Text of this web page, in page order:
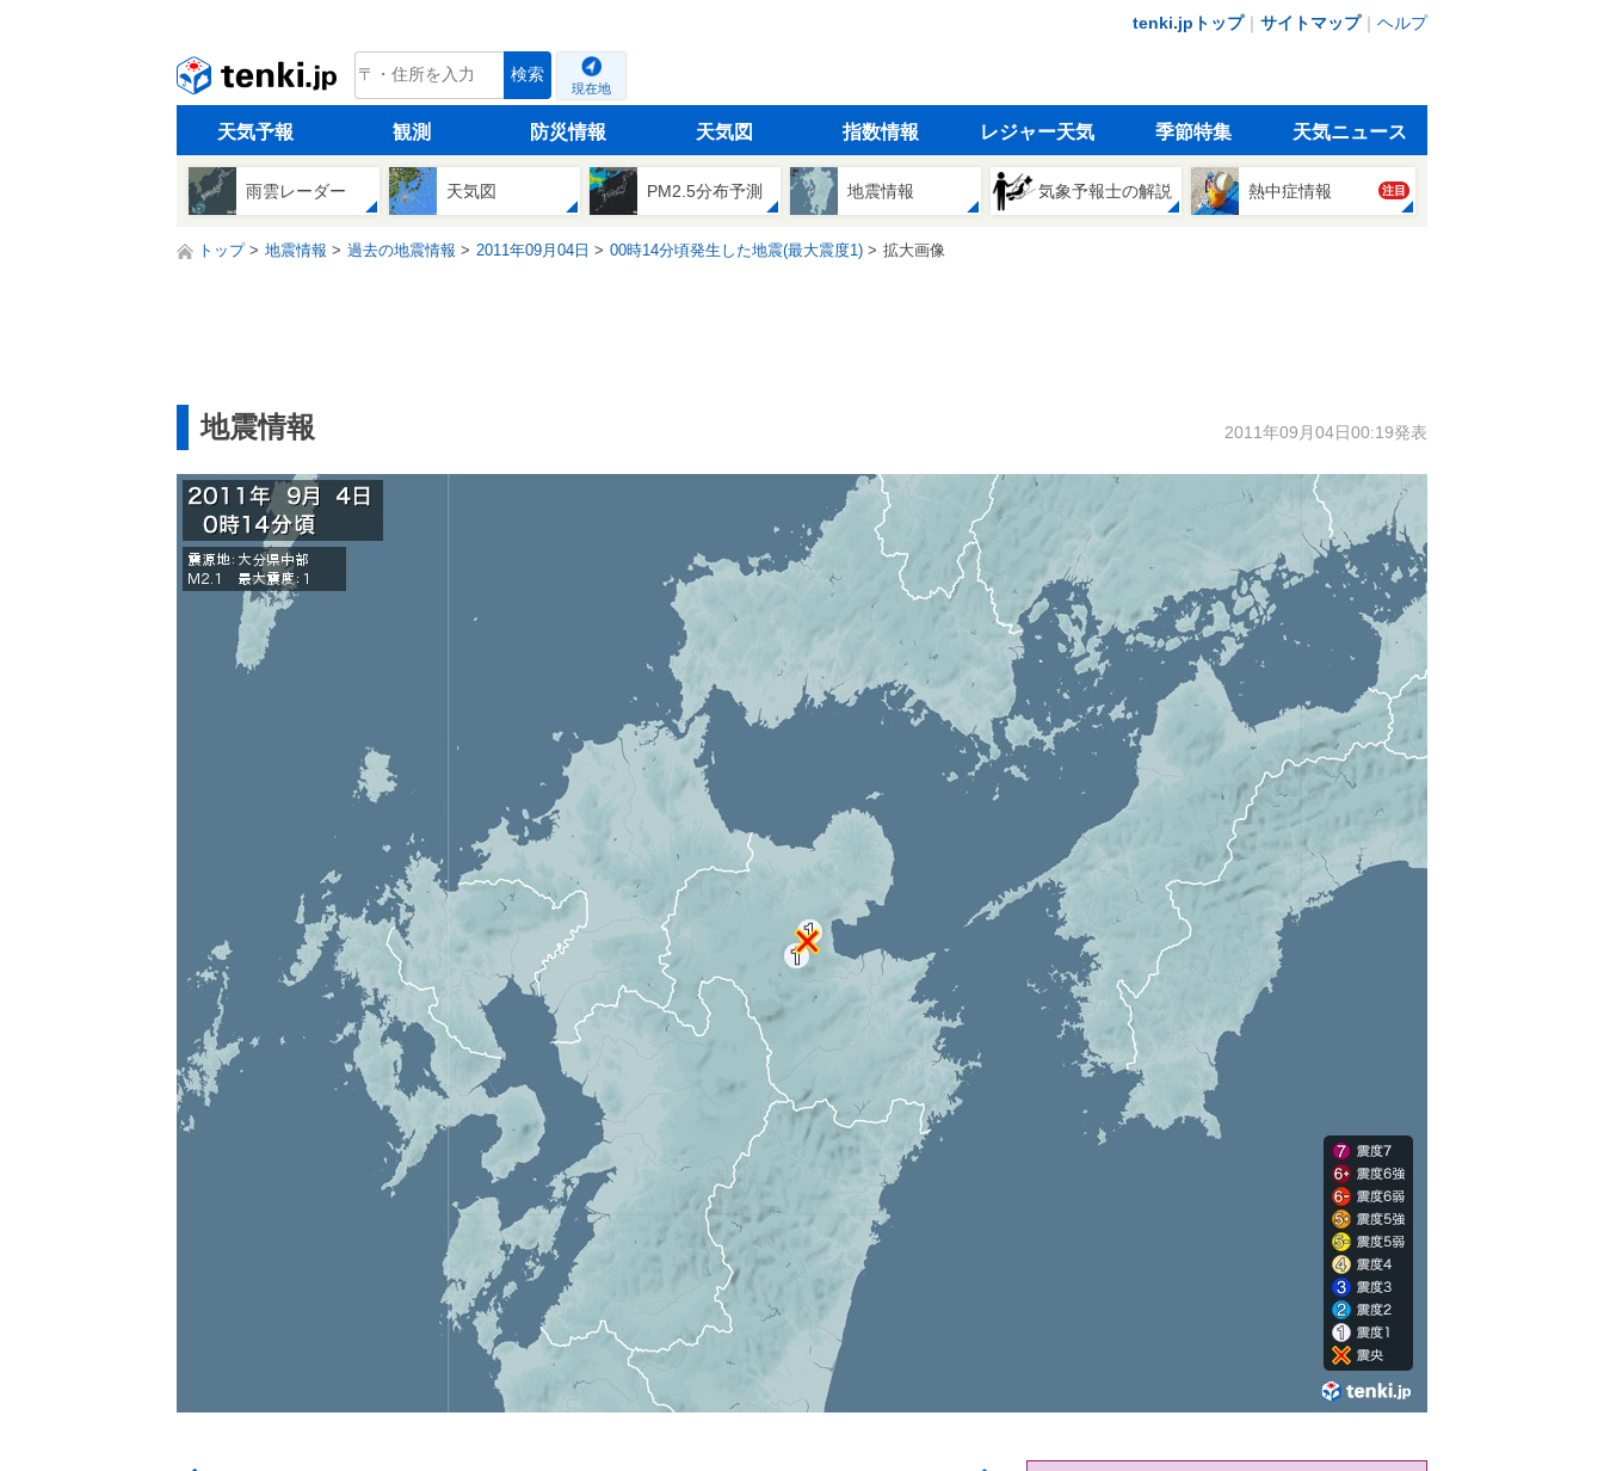
tenki.jpトップ｜ サイトマップ｜ ヘルプ
tenki.jp 検索
現在地
天気予報 観測 防災情報 天気図 指数情報 レジャー天気 季節特集 天気ニュース
雨雲レーダー 天気図 PM2.5分布予測 地震情報 気象予報士の解説 熱中症情報 注目
トップ 地震情報 過去の地震情報 2011年09月04日 00時14分頃発生した地震(最大震度1) 拡大画像
地震情報 2011年09月04日00:19発表